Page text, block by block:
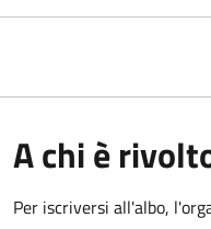
A chi è
Per iscriversi all'albo,